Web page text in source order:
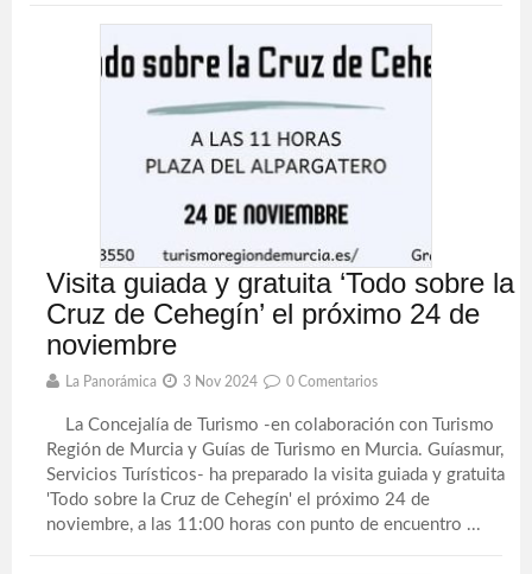
Visita guiada y gratuita ‘Todo sobre la
Cruz de Cehegín’ el próximo 24 de
noviembre
La Panorámica 3 Nov 2024 0 Comentarios
La Concejalía de Turismo -en colaboración con Turismo
Región de Murcia y Guías de Turismo en Murcia. Guíasmur,
Servicios Turísticos- ha preparado la visita guiada y gratuita
'Todo sobre la Cruz de Cehegín' el próximo 24 de
noviembre, a las 11:00 horas con punto de encuentro ...